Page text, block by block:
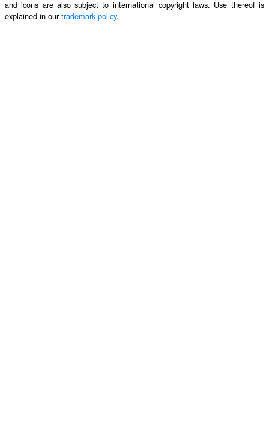
and icons are also subject to international copyright laws. Use thereof is
explained in ourtrademark policy.